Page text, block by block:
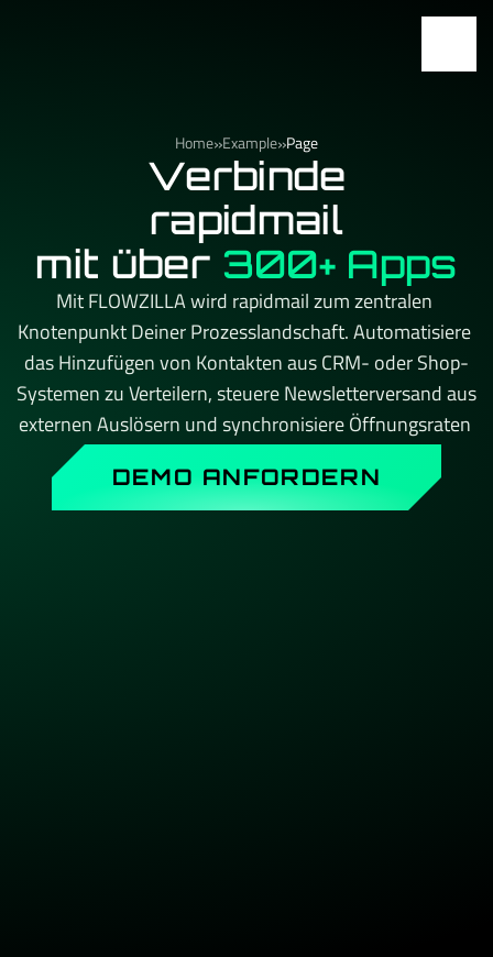
Home»Example»Page
Verbinde
rapidmail
mit über 300+ Apps
Mit FLOWZILLA wird rapidmail zum zentralen
Knotenpunkt Deiner Prozesslandschaft. Automatisiere
das Hinzufügen von Kontakten aus CRM- oder Shop-
Systemen zu Verteilern, steuere Newsletterversand aus
externen Auslösern und synchronisiere Öffnungsraten
und Klickdaten mit CRM-Systemen. Kein API-Limit,
kein Aufpreis beim Skalieren – und immer ein
persönlicher Ansprechpartner, der Dein Setup kennt.
DEMO ANFORDERN